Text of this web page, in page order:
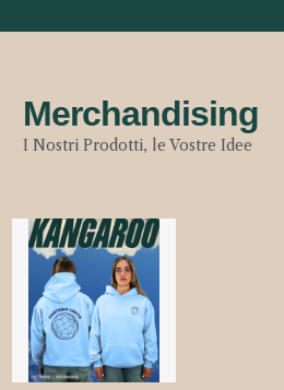
Merchandising
I Nostri Prodotti, le Vostre Idee